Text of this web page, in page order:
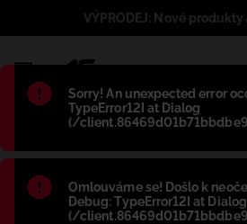
Błąd:
Sorry! An unexpected error
TypeError12I at Dialog
(/
Błąd:
Omlouváme se! Došlo k
Debug: TypeError12I at Dialog
(/
VÝPRODEJ: Nové